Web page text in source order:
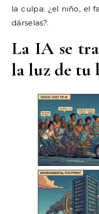
la culpa: ¿el niño, el
dárselas?.
La IA se
la luz de tu